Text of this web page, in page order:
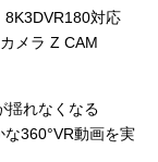
対応
メラ Z CAM
揺れなくなる
360°VR動画を実